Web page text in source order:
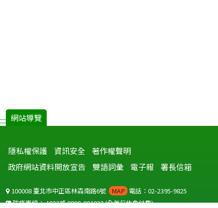
::: 網站導覽
隱私權保護 資訊安全 著作權聲明
政府網站資料開放宣告
雙語詞彙 電子報 署長信箱
100008 臺北市中正區林森南路6號 MAP 電話：02-2395-9825
防疫專線：1922或0800-001922(全年無休免付費)